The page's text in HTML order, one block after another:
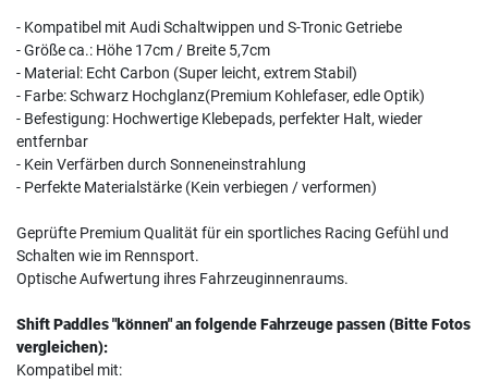
- Kompatibel mit Audi Schaltwippen und S-Tronic Getriebe
- Größe ca.: Höhe 17cm / Breite 5,7cm
- Material: Echt Carbon (Super leicht, extrem Stabil)
- Farbe: Schwarz Hochglanz(Premium Kohlefaser, edle Optik)
- Befestigung: Hochwertige Klebepads, perfekter Halt, wieder
entfernbar
- Kein Verfärben durch Sonneneinstrahlung
- Perfekte Materialstärke (Kein verbiegen / verformen)
Geprüfte Premium Qualität für ein sportliches Racing Gefühl und
Schalten wie im Rennsport.
Optische Aufwertung ihres Fahrzeuginnenraums.
Shift Paddles "können" an folgende Fahrzeuge passen (Bitte Fotos
vergleichen):
Kompatibel mit: